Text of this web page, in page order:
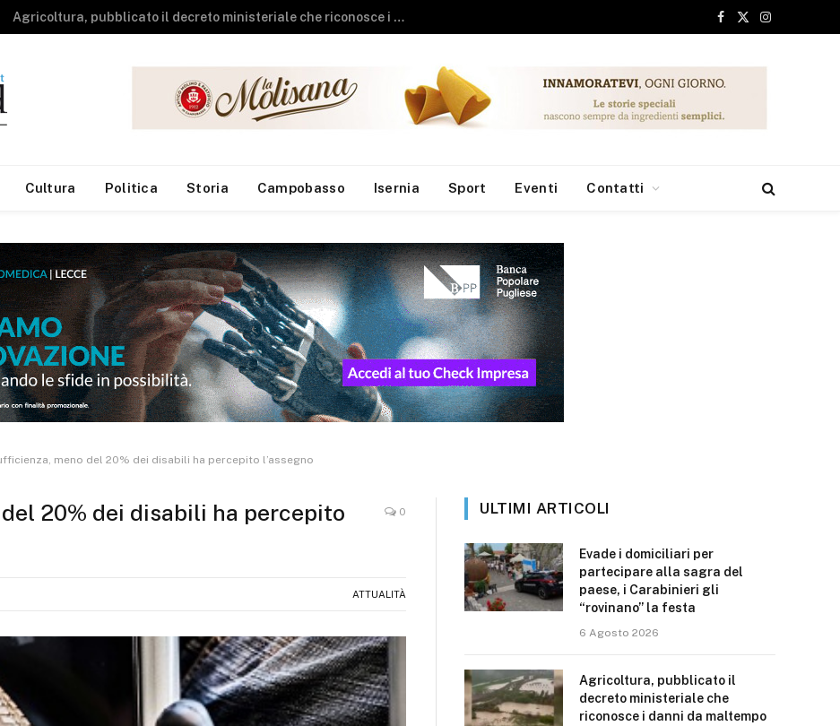
Agricoltura, pubblicato il decreto ministeriale che riconosce i danni da maltempo di inizio aprile
Facebook
X
Instagram
Cultura Politica Storia Campobasso Isernia Sport Eventi Contatti
meno del 20% dei disabili ha percepito l’assegno
20% dei disabili ha percepito
0
ATTUALITÀ
ULTIMI ARTICOLI
Evade i domiciliari per
partecipare alla sagra del
paese, i Carabinieri gli
“rovinano” la festa
6 Agosto 2026
Agricoltura, pubblicato il
decreto ministeriale che
riconosce i danni da maltempo